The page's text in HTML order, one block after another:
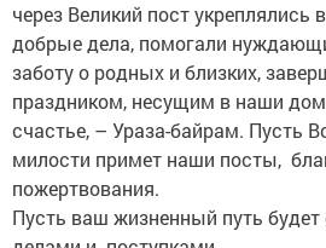
через Великий пост укреплялись
добрые дела, помогали
заботу о родных и близких,
праздником, несущим в наши
счастье, – Ураза-байрам. Пусть
милости примет наши посты,
пожертвования.
Пусть ваш жизненный путь